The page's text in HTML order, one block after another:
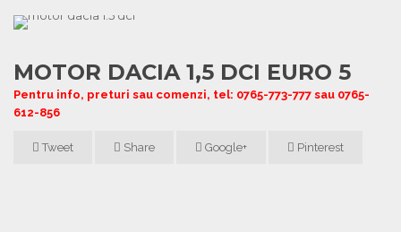
MOTOR DACIA 1,5 DCI EURO 5
Pentru info, preturi sau comenzi, tel: 0765-773-777 sau 0765-
612-856
Tweet Share Google+ Pinterest